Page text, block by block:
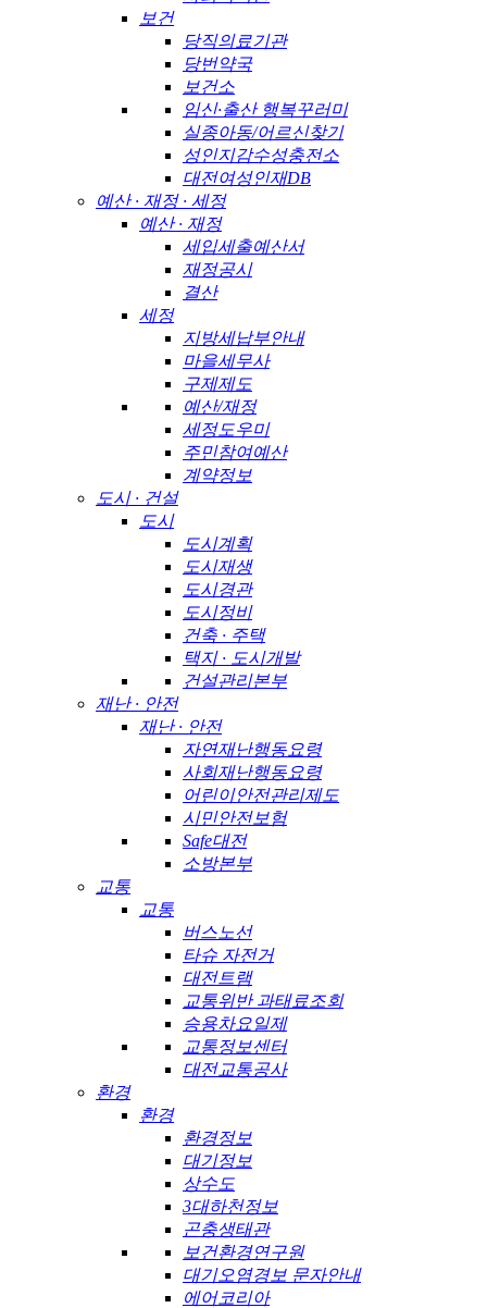
보건
당직의료기관
당번약국
보건소
임신·출산 행복꾸러미
실종아동/어르신찾기
성인지감수성충전소
대전여성인재DB
예산 · 재정 · 세정
예산 · 재정
세입세출예산서
재정공시
결산
세정
지방세납부안내
마을세무사
구제제도
예산/재정
세정도우미
주민참여예산
계약정보
도시 · 건설
도시
도시계획
도시재생
도시경관
도시정비
건축 · 주택
택지 · 도시개발
건설관리본부
재난 · 안전
재난 · 안전
자연재난행동요령
사회재난행동요령
어린이안전관리제도
시민안전보험
Safe대전
소방본부
교통
교통
버스노선
타슈 자전거
대전트램
교통위반 과태료조회
승용차요일제
교통정보센터
대전교통공사
환경
환경
환경정보
대기정보
상수도
3대하천정보
곤충생태관
보건환경연구원
대기오염경보 문자안내
에어코리아